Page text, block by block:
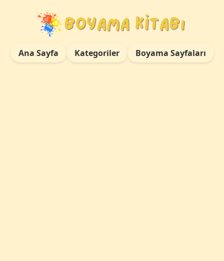
Ana Sayfa Kategoriler Boyama Sayfaları